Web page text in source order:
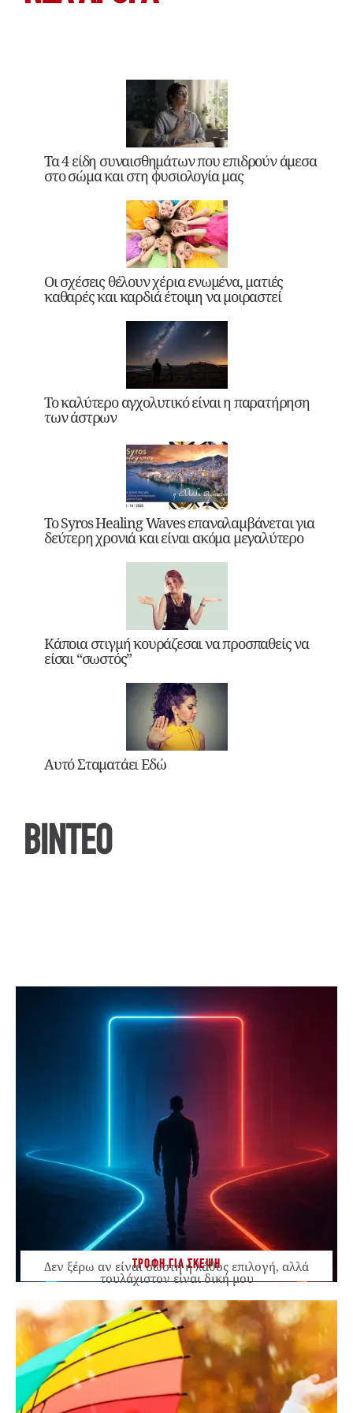
Τα 4 είδη συναισθημάτων που επιδρούν άμεσα
στο σώμα και στη φυσιολογία μας
Οι σχέσεις θέλουν χέρια ενωμένα, ματιές
καθαρές και καρδιά έτοιμη να μοιραστεί
Το καλύτερο αγχολυτικό είναι η παρατήρηση
των άστρων
Το Syros Healing Waves επαναλαμβάνεται για
δεύτερη χρονιά και είναι ακόμα μεγαλύτερο
Κάποια στιγμή κουράζεσαι να προσπαθείς να
είσαι “σωστός”
Αυτό Σταματάει Εδώ
ΒΙΝΤΕΟ
ΤΡΟΦΗ ΓΙΑ ΣΚΕΨΗ
Δεν ξέρω αν είναι σωστή ή λάθος επιλογή, αλλά
τουλάχιστον είναι δική μου